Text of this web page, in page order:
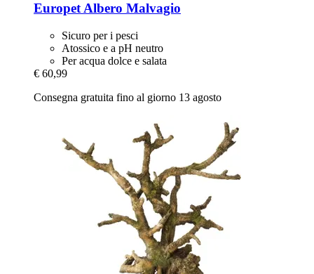
Europet Albero Malvagio
Sicuro per i pesci
Atossico e a pH neutro
Per acqua dolce e salata
€ 60,99
Consegna gratuita fino al giorno 13 agosto